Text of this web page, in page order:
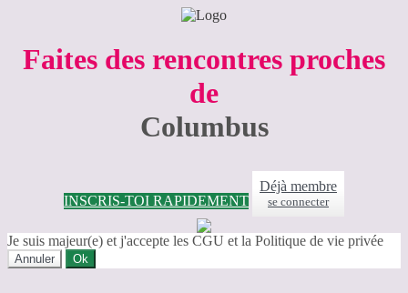
Faites des rencontres proches
de
Columbus
INSCRIS-TOI RAPIDEMENT
Déjà membre
se connecter
Je suis majeur(e) et j'accepte les CGU et la Politique de vie privée
Annuler Ok